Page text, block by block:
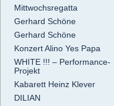
Mittwochsregatta
Gerhard Schöne
Gerhard Schöne
Konzert Alino Yes Papa
WHITE !!! – Performance-
Projekt
Kabarett Heinz Klever
DILIAN